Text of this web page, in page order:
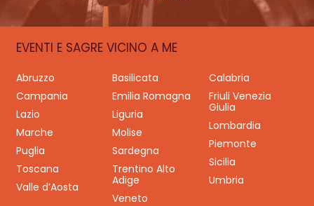
EVENTI E SAGRE VICINO A ME
Abruzzo Basilicata
Calabria
Campania
Emilia Romagna
Friuli Venezia
Giulia
Lazio
Liguria
Lombardia
Marche
Molise
Piemonte
Puglia
Sardegna
Sicilia
Toscana
Trentino Alto
Adige
Umbria
Valle d’Aosta
Veneto